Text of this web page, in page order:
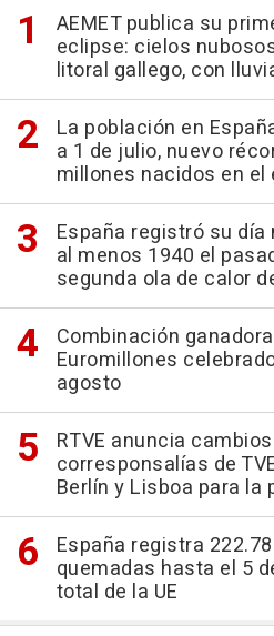
AEMET publica su
eclipse: cielos
litoral gallego, con
La población en
a 1 de julio, nuevo
millones nacidos en
España registró su
al menos 1940 el
segunda ola de calor
Combinación
Euromillones
agosto
RTVE anuncia
corresponsalías de
Berlín y Lisboa para la
España registra
quemadas hasta el 5
total de la UE